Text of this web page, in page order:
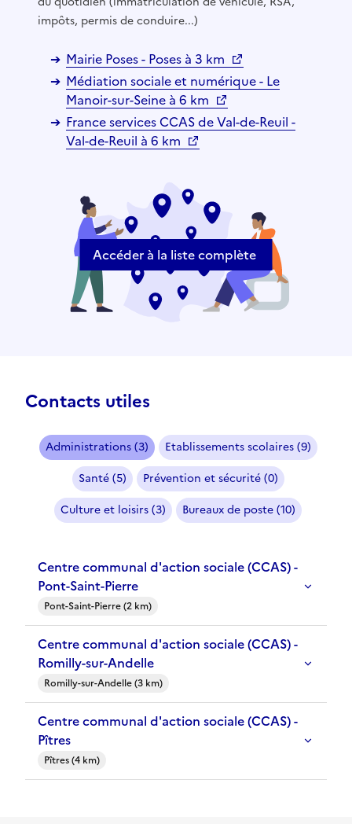
impôts, permis de conduire...)
Mairie Poses - Poses à 3 km
Médiation sociale et numérique - Le
Manoir-sur-Seine à 6 km
France services CCAS de Val-de-Reuil -
Val-de-Reuil à 6 km
Accéder à la liste complète
Contacts utiles
Administrations (3)
Etablissements scolaires (9)
Santé (5)
Prévention et sécurité (0)
Culture et loisirs (3)
Bureaux de poste (10)
Centre communal d'action sociale (CCAS) -
Pont-Saint-Pierre
Pont-Saint-Pierre (2 km)
Centre communal d'action sociale (CCAS) -
Romilly-sur-Andelle
Romilly-sur-Andelle (3 km)
Centre communal d'action sociale (CCAS) -
Pîtres
Pîtres (4 km)